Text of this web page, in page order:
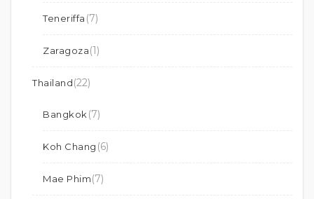
Teneriffa (7)
Zaragoza(1)
Thailand(22)
Bangkok(7)
Koh Chang (6)
Mae Phim(7)